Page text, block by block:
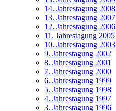
14. Jahrestagung 2008
13. Jahrestagung 2007
12. Jahrestagung 2006
11. Jahrestagung 2005
10. Jahrestagung 2003
9. Jahrestagung 2002
8. Jahrestagung 2001
7. Jahrestagung 2000
6. Jahrestagung 1999
5. Jahrestagung 1998
4. Jahrestagung 1997
3. Jahrestagung 1996